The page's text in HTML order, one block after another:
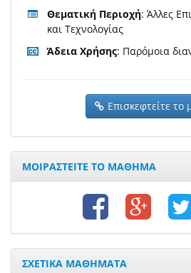
Θεματική Περιοχή: Άλλες
και Τεχνολογίας
Άδεια Χρήσης: Παρόμοια
Επισκεφτείτε
ΜΟΙΡΑΣΤΕΙΤΕ ΤΟ ΜΑΘΗΜΑ
ΣΧΕΤΙΚΑ ΜΑΘΗΜΑΤΑ